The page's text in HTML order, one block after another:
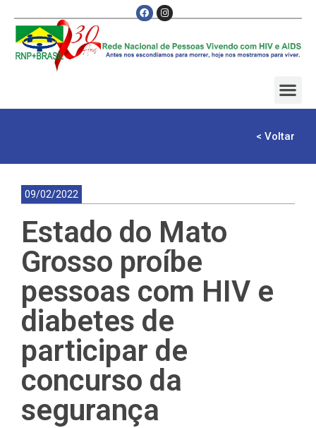
< Voltar
09/02/2022
Estado do Mato
Grosso proíbe
pessoas com HIV e
diabetes de
participar de
concurso da
segurança